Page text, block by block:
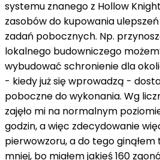
systemu znanego z Hollow
zasobów do kupowania
zadań pobocznych. Np.
lokalnego budowniczego
wybudować schronienie dla
- kiedy już się wprowadzą -
poboczne do wykonania. Wg
zajęło mi na normalnym
godzin, a więc zdecydowanie
pierwowzoru, a do tego
mniej, bo miałem jakieś 160